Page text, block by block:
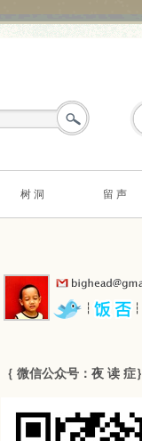
树 洞 留 声
┆ ┆
｛ 微信公众号：夜 读 症｝